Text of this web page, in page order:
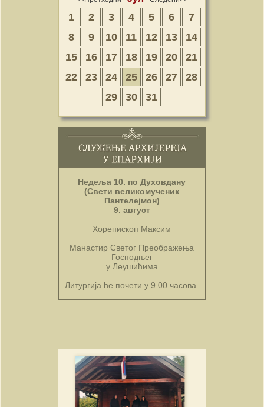
1 2 3 4 5 6
7
8
9 10 11 12 13
14
15
16 17 18 19 20
21
22
23 24 25 26 27
28
29
30 31
Недеља 10. по Духовдану
(Свети великомученик
Пантелејмон)
9. август
Хорепископ Максим
Манастир Светог Преображења
Господњег
у Леушићима
Литургија ће почети у 9.00 часова.